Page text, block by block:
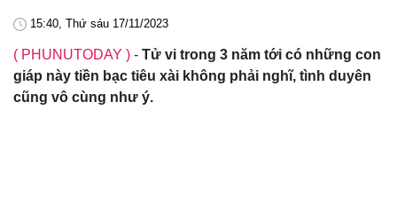
15:40, Thứ sáu 17/11/2023
( PHUNUTODAY ) - Tử vi trong 3 năm tới có những con
giáp này tiền bạc tiêu xài không phải nghĩ, tình duyên
cũng vô cùng như ý.